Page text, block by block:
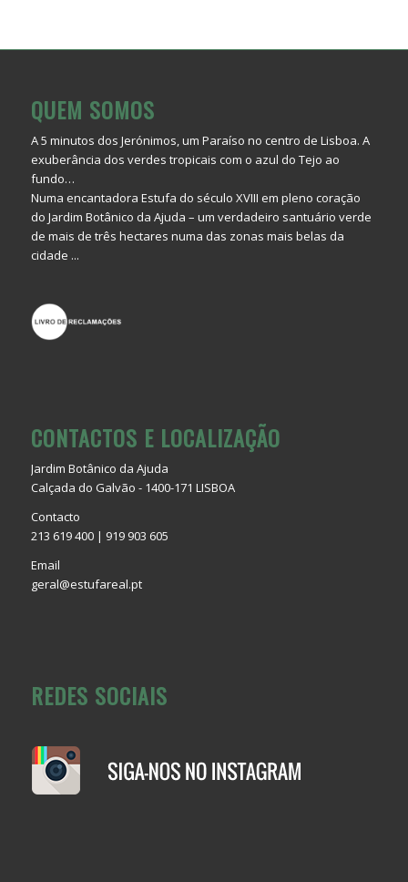
QUEM SOMOS
A 5 minutos dos Jerónimos, um Paraíso no centro de Lisboa. A
exuberância dos verdes tropicais com o azul do Tejo ao
fundo…
Numa encantadora Estufa do século XVIII em pleno coração
do Jardim Botânico da Ajuda – um verdadeiro santuário verde
de mais de três hectares numa das zonas mais belas da
cidade ...
CONTACTOS E LOCALIZAÇÃO
Jardim Botânico da Ajuda
Calçada do Galvão - 1400-171 LISBOA
Contacto
213 619 400 | 919 903 605
Email
geral@estufareal.pt
REDES SOCIAIS